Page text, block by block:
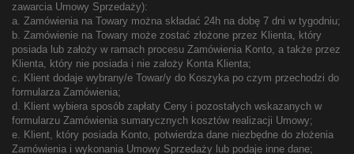
zawarcia Umowy Sprzedaży):
a. Zamówienia na Towary można składać 24h na dobę 7 dni w tygodniu;
b. Zamówienie na Towary może zostać złożone przez Klienta, który
posiada lub założy w ramach procesu Zamówienia Konto, a także przez
Klienta, który nie posiada i nie założy Konta Klienta;
c. Klient dodaje wybrany/e Towar/y do Koszyka po czym przechodzi do
formularza Zamówienia;
d. Klient wybiera sposób zapłaty Ceny i pozostałych wskazanych w
formularzu Zamówienia sumarycznych kosztów realizacji Umowy;
e. Klient, który posiada Konto, potwierdza dane niezbędne do złożenia
Zamówienia i wykonania Umowy Sprzedaży lub podaje inne dane;